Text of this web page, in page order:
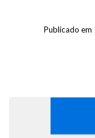
Publicado em